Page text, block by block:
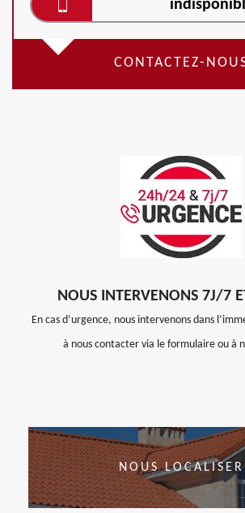
CONTACTEZ-
NOUS INTERVENONS 7J/7
En cas d’urgence, nous intervenons dans
à nous contacter via le formulaire ou à
NOUS LOCALISER